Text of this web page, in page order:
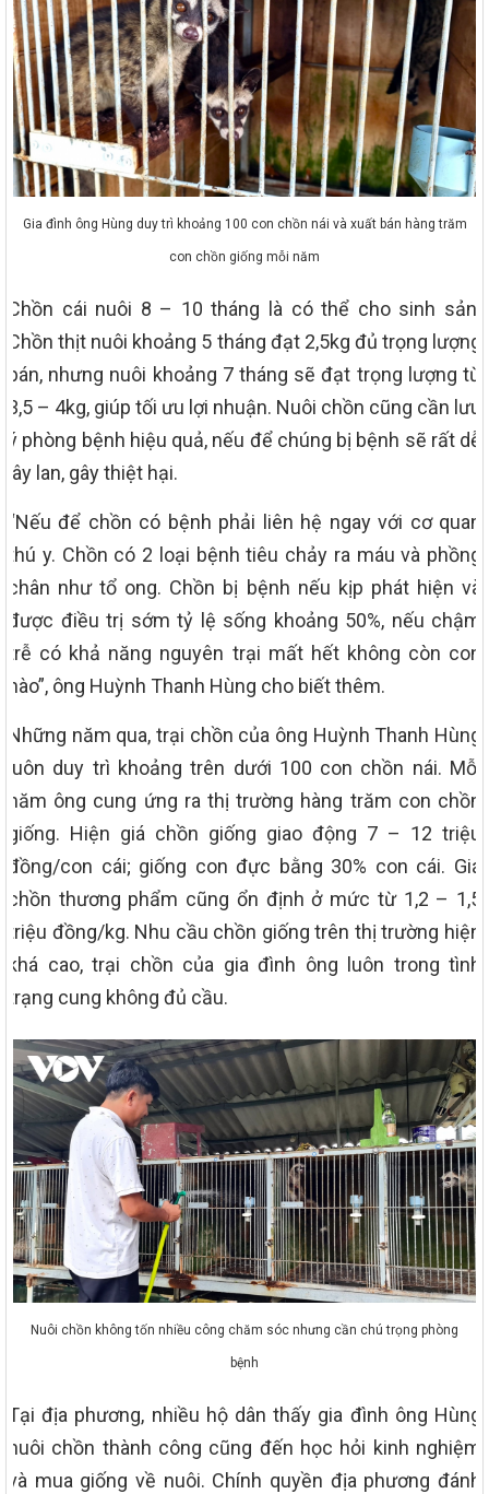
Gia đình ông Hùng duy trì khoảng 100 con chồn nái và xuất bán hàng trăm
con chồn giống mỗi năm
Chồn cái nuôi 8 – 10 tháng là có thể cho sinh sản.
Chồn thịt nuôi khoảng 5 tháng đạt 2,5kg đủ trọng lượng
bán, nhưng nuôi khoảng 7 tháng sẽ đạt trọng lượng từ
3,5 – 4kg, giúp tối ưu lợi nhuận. Nuôi chồn cũng cần lưu
ý phòng bệnh hiệu quả, nếu để chúng bị bệnh sẽ rất dễ
lây lan, gây thiệt hại.
“Nếu để chồn có bệnh phải liên hệ ngay với cơ quan
thú y. Chồn có 2 loại bệnh tiêu chảy ra máu và phồng
chân như tổ ong. Chồn bị bệnh nếu kịp phát hiện và
được điều trị sớm tỷ lệ sống khoảng 50%, nếu chậm
trễ có khả năng nguyên trại mất hết không còn con
nào”, ông Huỳnh Thanh Hùng cho biết thêm.
Những năm qua, trại chồn của ông Huỳnh Thanh Hùng
luôn duy trì khoảng trên dưới 100 con chồn nái. Mỗi
năm ông cung ứng ra thị trường hàng trăm con chồn
giống. Hiện giá chồn giống giao động 7 – 12 triệu
đồng/con cái; giống con đực bằng 30% con cái. Giá
chồn thương phẩm cũng ổn định ở mức từ 1,2 – 1,5
triệu đồng/kg. Nhu cầu chồn giống trên thị trường hiện
khá cao, trại chồn của gia đình ông luôn trong tình
trạng cung không đủ cầu.
Nuôi chồn không tốn nhiều công chăm sóc nhưng cần chú trọng phòng
bệnh
Tại địa phương, nhiều hộ dân thấy gia đình ông Hùng
nuôi chồn thành công cũng đến học hỏi kinh nghiệm
và mua giống về nuôi. Chính quyền địa phương đánh